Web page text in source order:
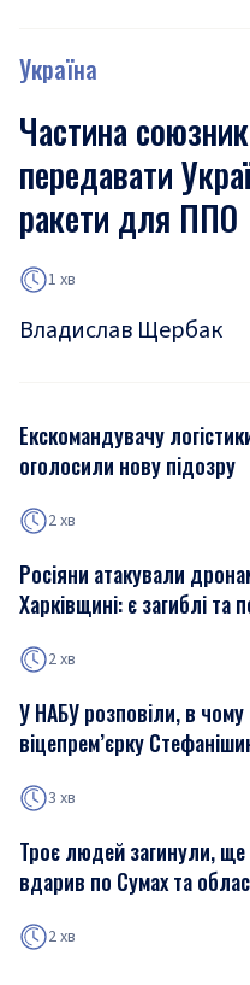
Україна
Частина
передавати
ракети для ППО
1 хв
Владислав Щербак
Екскомандувачу
оголосили нову підозру
2 хв
Росіяни атакували
Харківщині: є загиблі та
2 хв
У НАБУ розповіли, в
віцепрем’єрку
3 хв
Троє людей загинули,
вдарив по Сумах та
2 хв